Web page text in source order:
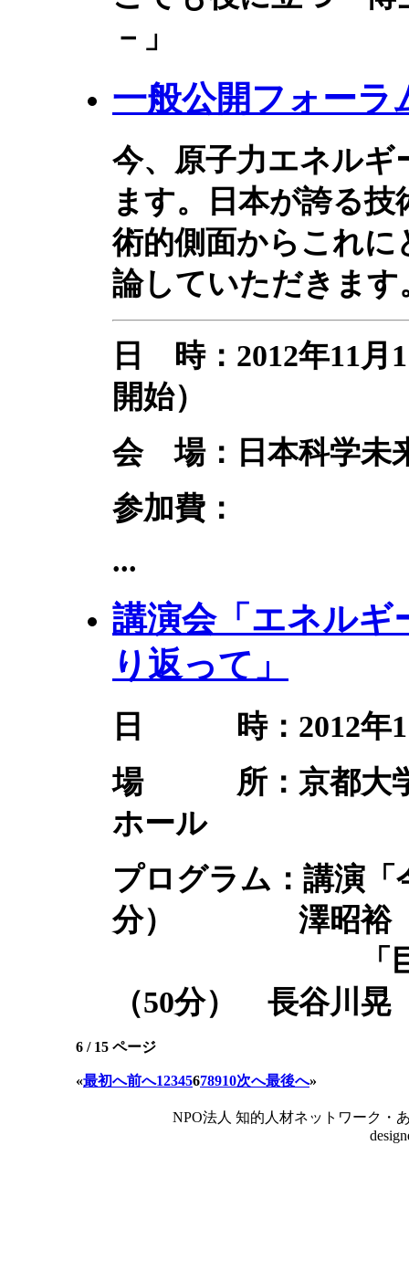
－」
一般公開フォーラ
今、原子力エネルギ
ます。日本が誇る
術的側面からこれ
論していただきます
日 時：2012年11月
開始）
会 場：日本科学未
参加費：
...
講演会「エネルギ
り​返って」
日 時：2012年11
場 所：京都大学
ホール
プログラム：講演「
分） 澤昭裕（21
「巨大科学
（50分） 長谷川晃
6 / 15 ページ
«最初へ前へ12345678910次へ最後へ»
NPO法人 知的人材ネットワーク・